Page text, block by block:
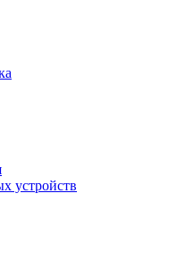
устройств